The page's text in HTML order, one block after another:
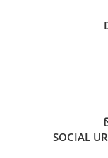
SOCIAL